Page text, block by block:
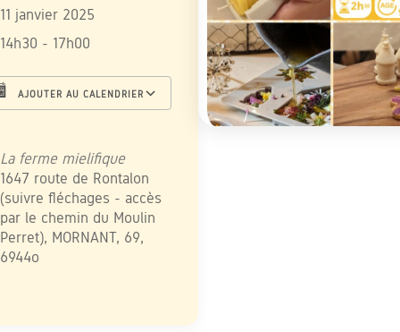
11 janvier 2025
14h30 - 17h00
AJOUTER AU CALENDRIER
Outlook Live
La ferme mielifique
1647 route de Rontalon
(suivre fléchages - accès
par le chemin du Moulin
Perret), MORNANT, 69,
6944o